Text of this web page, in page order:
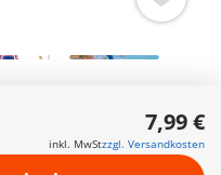
Taffy und Rollschuhen –
auf der
7,99 €
inkl. MwStzzgl. Versandkosten